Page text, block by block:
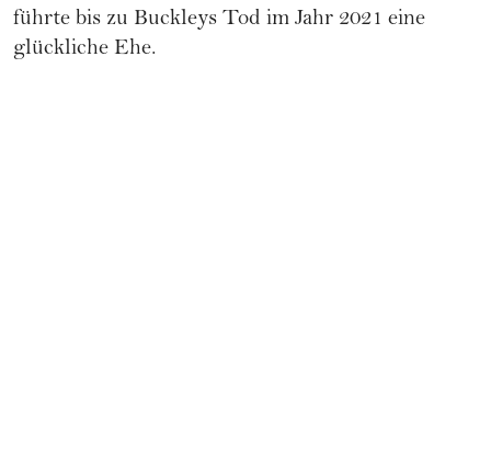
führte bis zu Buckleys Tod im Jahr 2021 eine
glückliche Ehe.